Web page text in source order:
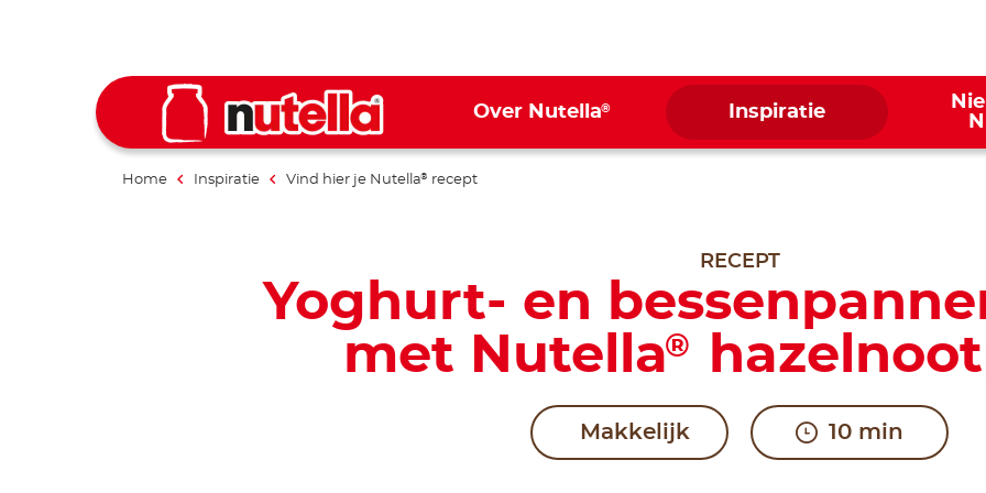
Over Nutella® Inspiratie
Home Inspiratie Vind hier je Nutella® recept
RECEPT
Yoghurt- en
met Nutella®
Makkelijk 10 min